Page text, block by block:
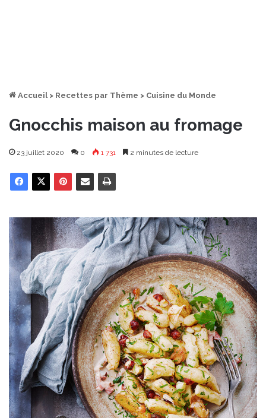
Accueil > Recettes par Thème > Cuisine du Monde
Gnocchis maison au fromage
23 juillet 2020 0 1 731 2 minutes de lecture